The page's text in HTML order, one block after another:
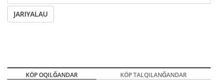
JARIYALAU
KÖP OQILĞANDAR KÖP TALQILANĞANDAR